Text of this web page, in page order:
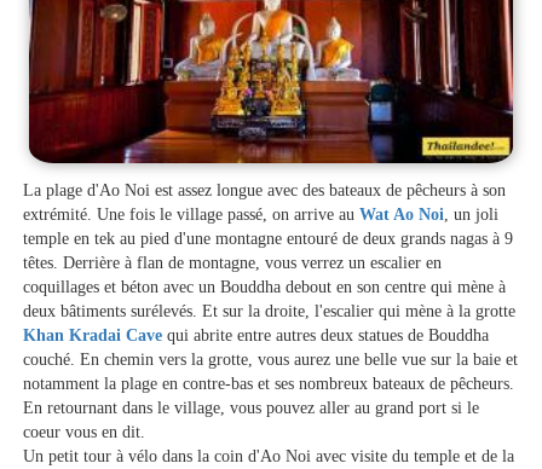
La plage d'Ao Noi est assez longue avec des bateaux de pêcheurs à son
extrémité. Une fois le village passé, on arrive auWat Ao Noi , un joli
temple en tek au pied d'une montagne entouré de deux grands nagas à 9
têtes. Derrière à flan de montagne, vous verrez un escalier en
coquillages et béton avec un Bouddha debout en son centre qui mène à
deux bâtiments surélevés. Et sur la droite, l'escalier qui mène à la grotte
Khan Kradai Cave qui abrite entre autres deux statues de Bouddha
couché. En chemin vers la grotte, vous aurez une belle vue sur la baie et
notamment la plage en contre-bas et ses nombreux bateaux de pêcheurs.
En retournant dans le village, vous pouvez aller au grand port si le
coeur vous en dit.
Un petit tour à vélo dans la coin d'Ao Noi avec visite du temple et de la